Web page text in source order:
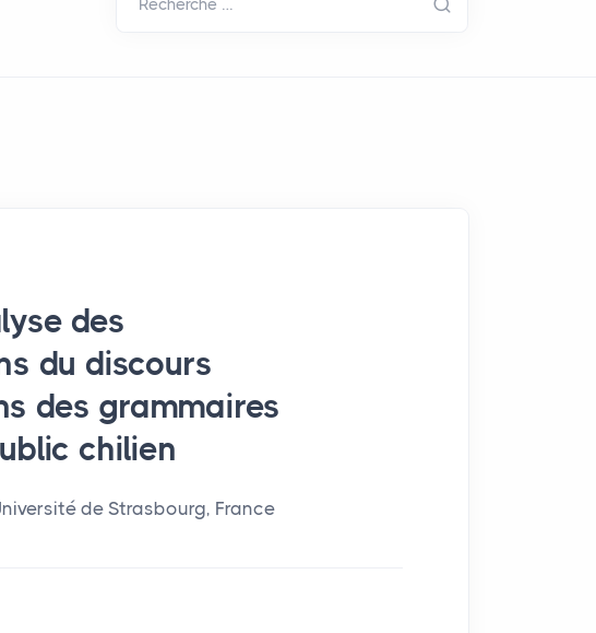
des
du discours
des grammaires
chilien
de Strasbourg, France